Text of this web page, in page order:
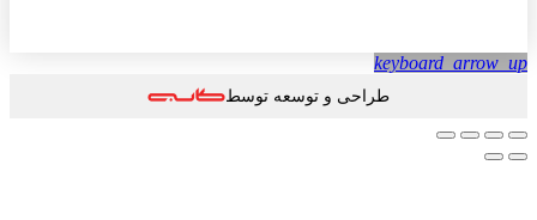
طراحی و توسعه توسط